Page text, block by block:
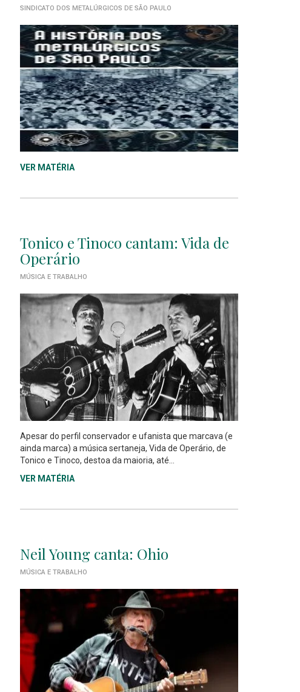
SINDICATO DOS METALÚRGICOS DE SÃO PAULO
VER MATÉRIA
Tonico e Tinoco cantam: Vida de
Operário
MÚSICA E TRABALHO
Apesar do perfil conservador e ufanista que marcava (e
ainda marca) a música sertaneja, Vida de Operário, de
Tonico e Tinoco, destoa da maioria, até...
VER MATÉRIA
Neil Young canta: Ohio
MÚSICA E TRABALHO